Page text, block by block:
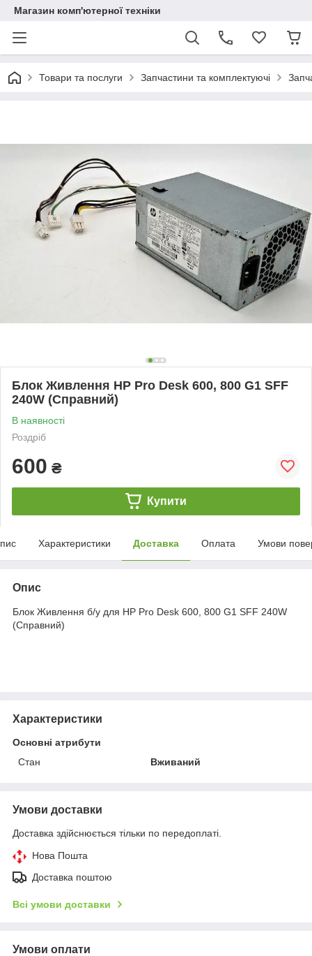
Магазин комп'ютерної техніки
Товари та послуги Запчастини та комплектуючі
Блок Живлення HP Pro Desk 600, 800 G1 SFF
240W (Справний)
В наявності
Роздріб
600 ₴
Купити
Характеристики Доставка Оплата Умови
Опис
Блок Живлення б/у для HP Pro Desk 600, 800 G1 SFF 240W
(Справний)
Характеристики
Основні атрибути
Стан
Вживаний
Умови доставки
Доставка здійснюється тільки по передоплаті.
Нова Пошта
Доставка поштою
Всі умови доставки
Умови оплати